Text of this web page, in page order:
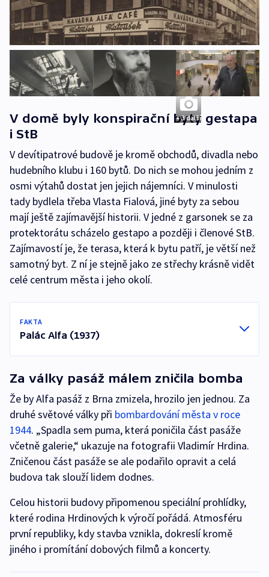
+ 3 další
V domě byly konspirační byty gestapa
i StB
V devítipatrové budově je kromě obchodů, divadla nebo
hudebního klubu i 160 bytů. Do nich se mohou jedním z
osmi výtahů dostat jen jejich nájemníci. V minulosti
tady bydlela třeba Vlasta Fialová, jiné byty za sebou
mají ještě zajímavější historii. V jedné z garsonek se za
protektorátu scházelo gestapo a později i členové StB.
Zajímavostí je, že terasa, která k bytu patří, je větší než
samotný byt. Z ní je stejně jako ze střechy krásně vidět
celé centrum města i jeho okolí.
FAKTA
Palác Alfa (1937)
Za války pasáž málem zničila bomba
Že by Alfa pasáž z Brna zmizela, hrozilo jen jednou. Za
druhé světové války při bombardování města v roce
1944. „Spadla sem puma, která poničila část pasáže
včetně galerie,“ ukazuje na fotografii Vladimír Hrdina.
Zničenou část pasáže se ale podařilo opravit a celá
budova tak slouží lidem dodnes.
Celou historii budovy připomenou speciální prohlídky,
které rodina Hrdinových k výročí pořádá. Atmosféru
první republiky, kdy stavba vznikla, dokreslí kromě
jiného i promítání dobových filmů a koncerty.